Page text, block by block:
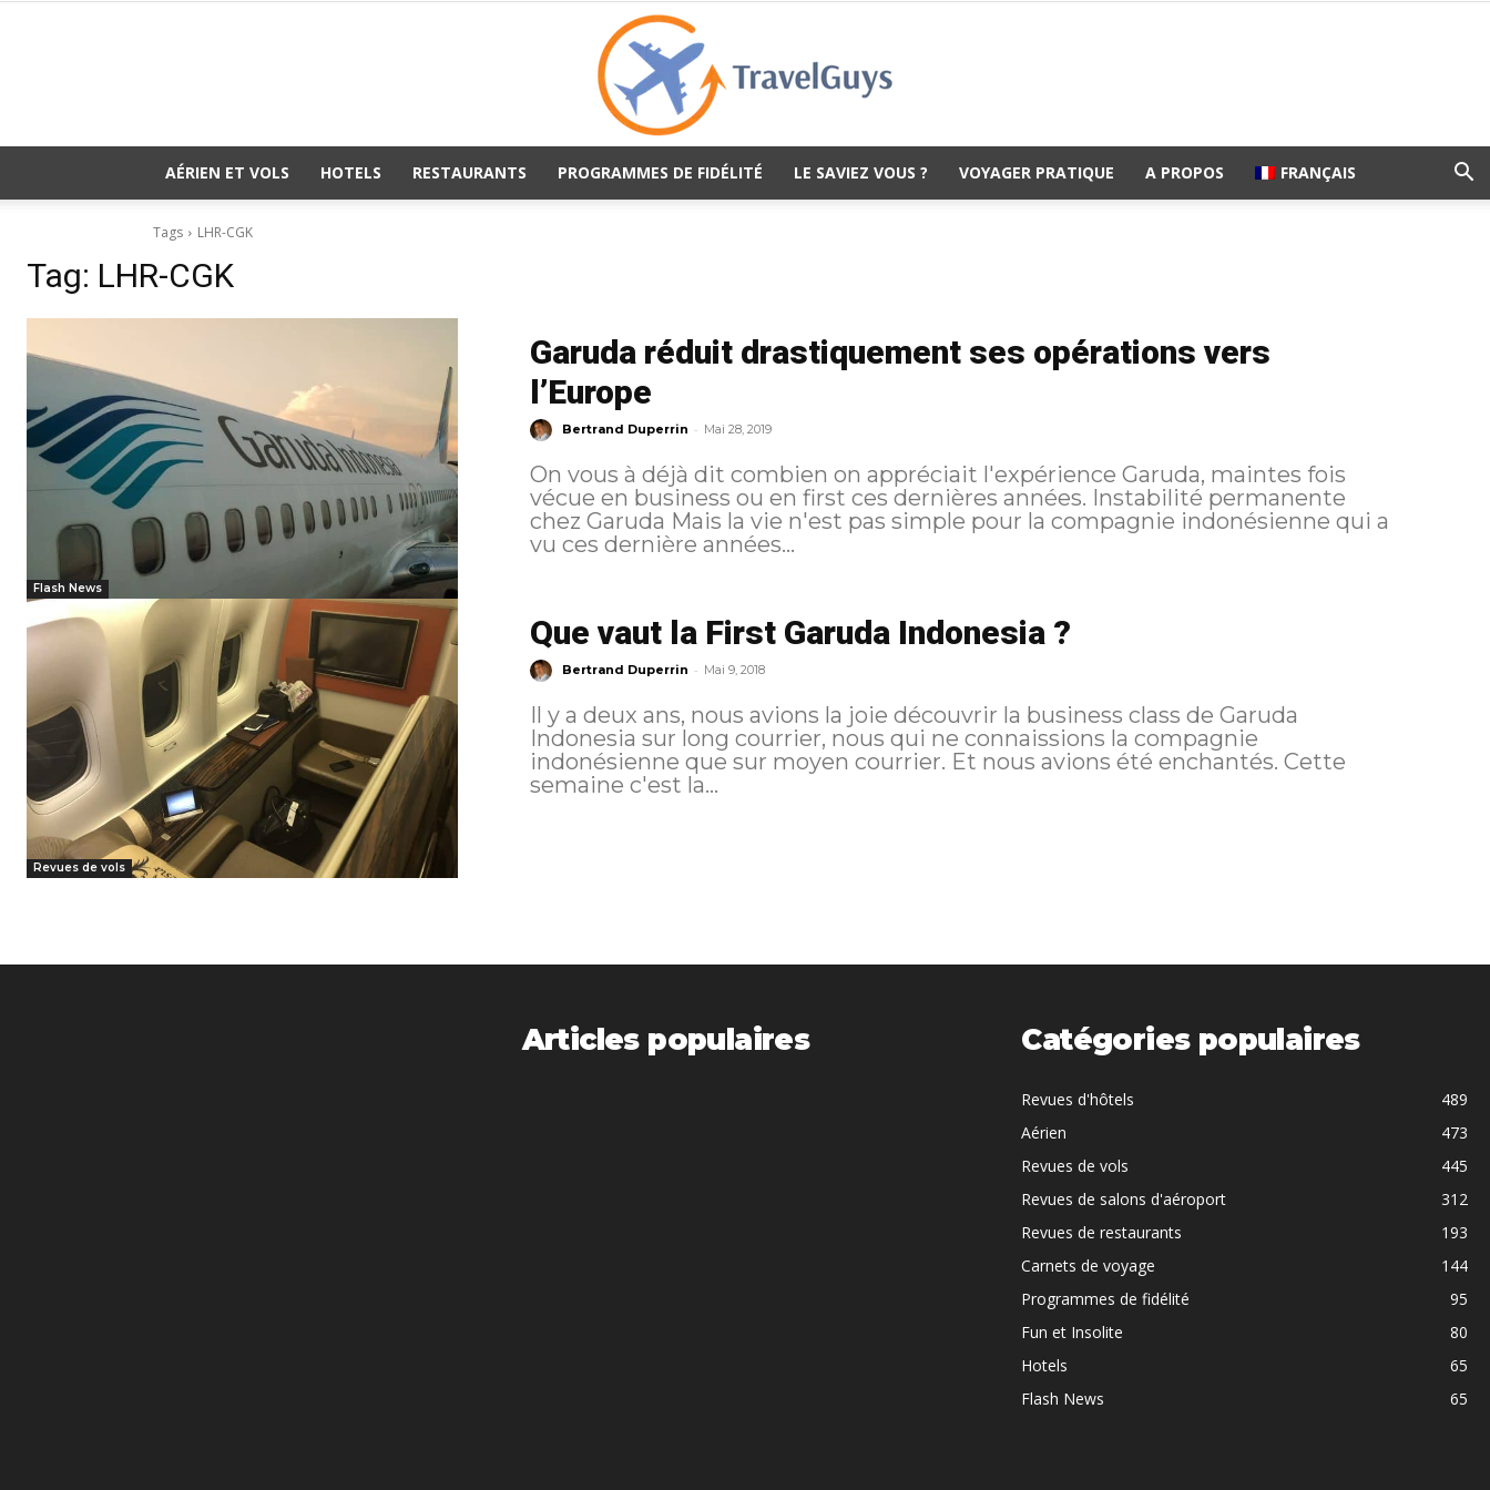
AÉRIEN ET VOLS HOTELS RESTAURANTS PROGRAMMES DE FIDÉLITÉ LE SAVIEZ VOUS ? VOYAGER PRATIQUE A PROPOS FRANÇAIS
Tags LHR-CGK
Tag: LHR-CGK
Flash News
Garuda réduit drastiquement ses opérations vers
l’Europe
Bertrand Duperrin - Mai 28, 2019
On vous à déjà dit combien on appréciait l'expérience Garuda, maintes fois
vécue en business ou en first ces dernières années. Instabilité permanente
chez Garuda Mais la vie n'est pas simple pour la compagnie indonésienne qui a
vu ces dernière années...
Revues de vols
Que vaut la First Garuda Indonesia ?
Bertrand Duperrin - Mai 9, 2018
Il y a deux ans, nous avions la joie découvrir la business class de Garuda
Indonesia sur long courrier, nous qui ne connaissions la compagnie
indonésienne que sur moyen courrier. Et nous avions été enchantés. Cette
semaine c'est la...
Articles populaires Catégories populaires
Revues d'hôtels
489
Aérien
473
Revues de vols
445
Revues de salons d'aéroport
312
Revues de restaurants
193
Carnets de voyage
144
Programmes de fidélité
95
Fun et Insolite
80
Hotels
65
Flash News
65